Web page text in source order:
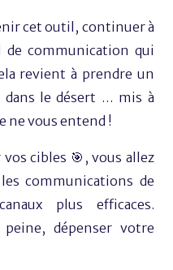
cet outil, continuer à
de communication qui
revient à prendre un
dans le désert … mis à
ne vous entend !
cibles 🎯, vous allez
communications de
plus efficaces.
dépenser votre